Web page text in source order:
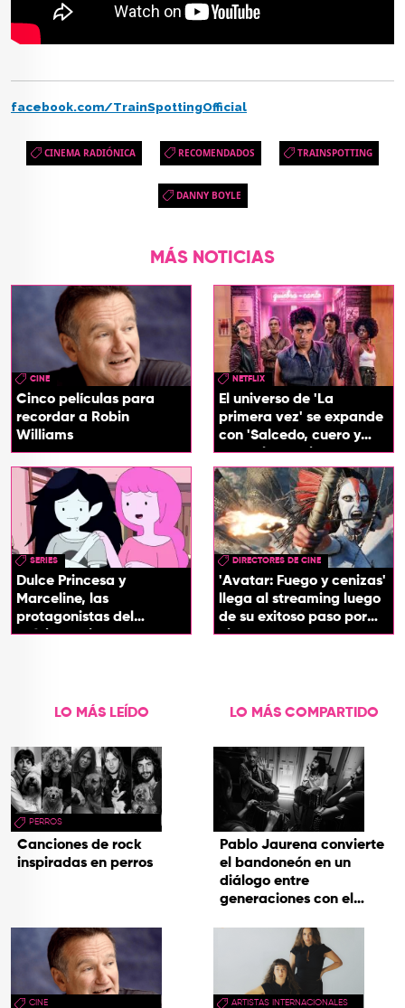
facebook.com/TrainSpottingOfficial
CINEMA RADIÓNICA RECOMENDADOS TRAINSPOTTING
DANNY BOYLE
MÁS NOTICIAS
CINE
Cinco películas para
recordar a Robin
Williams
NETFLIX
El universo de 'La
primera vez' se expande
con 'Salcedo, cuero y
boogaloo', spin off
SERIES
Dulce Princesa y
Marceline, las
protagonistas del
próximo spin-off de 'Hora
DIRECTORES DE CINE
'Avatar: Fuego y cenizas'
llega al streaming luego
de su exitoso paso por
cines
LO MÁS LEÍDO
PERROS
Canciones de rock
inspiradas en perros
CINE
LO MÁS COMPARTIDO
Pablo Jaurena convierte
el bandoneón en un
diálogo entre
generaciones con el
hecho cenizas
ARTISTAS INTERNACIONALES